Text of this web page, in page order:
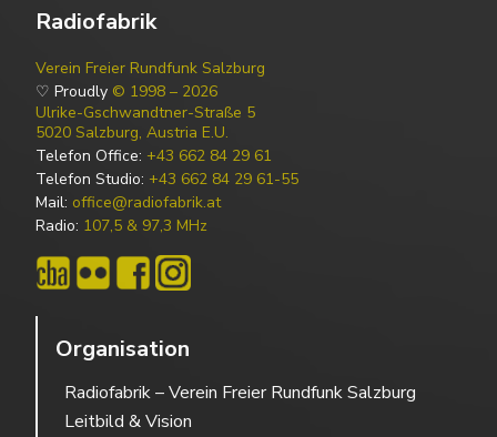
Radiofabrik
Verein Freier Rundfunk Salzburg
♡ Proudly © 1998 – 2026
Ulrike-Gschwandtner-Straße 5
5020 Salzburg, Austria E.U.
Telefon Office: +43 662 84 29 61
Telefon Studio: +43 662 84 29 61-55
Mail: office@radiofabrik.at
Radio: 107,5 & 97,3 MHz
Organisation
Radiofabrik – Verein Freier Rundfunk Salzburg
Leitbild & Vision